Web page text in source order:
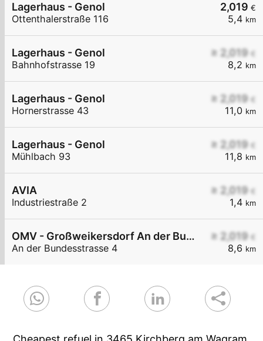
2,019 €
5,4 km
Lagerhaus - Genol
Ottenthalerstraße 116
≥ 2,019 €
8,2 km
Lagerhaus - Genol
Bahnhofstrasse 19
≥ 2,019 €
11,0 km
Lagerhaus - Genol
Hornerstrasse 43
≥ 2,019 €
11,8 km
Lagerhaus - Genol
Mühlbach 93
≥ 2,019 €
1,4 km
AVIA
Industriestraße 2
≥ 2,019 €
8,6 km
OMV - Großweikersdorf An der Bundesstraße 4
An der Bundesstrasse 4